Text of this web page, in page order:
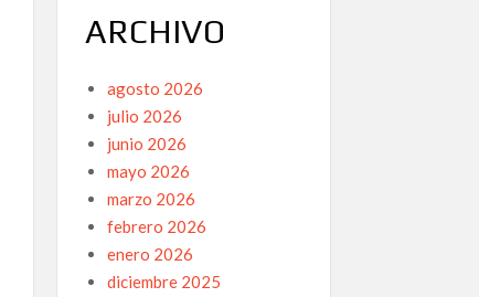
ARCHIVO
agosto 2026
julio 2026
junio 2026
mayo 2026
marzo 2026
febrero 2026
enero 2026
diciembre 2025